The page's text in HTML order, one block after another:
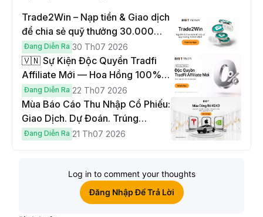
Trade2Win – Nạp tiền & Giao dịch
để chia sẻ quỹ thưởng 30.000
USDT
Đang Diễn Ra 30 Th07 2026
🇻🇳 Sự Kiện Độc Quyền Tradfi
Affiliate Mới — Hoa Hồng 100% &
Hoàn Phí Qua Đêm
Đang Diễn Ra 22 Th07 2026
Mùa Báo Cáo Thu Nhập Cổ Phiếu:
Giao Dịch. Dự Đoán. Trúng
Cybertruck!
Đang Diễn Ra 21 Th07 2026
Log in to comment your thoughts
Đăng Nhập Để Trả Lời